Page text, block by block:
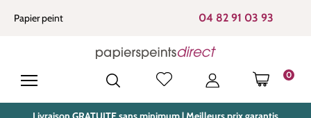
principal
Papier peint 04 82 91 03 93
0
LE